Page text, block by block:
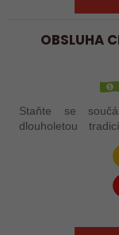
OBSLUHA
Staňte se
dlouholetou
aktuálně